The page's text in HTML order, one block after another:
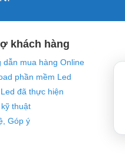
khách hàng
dẫn mua hàng Online
phần mềm Led
đã thực hiện
thuật
Góp ý